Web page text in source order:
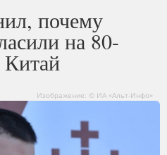
почему
на 80-
Изображение: © ИА «Альт-Инфо»